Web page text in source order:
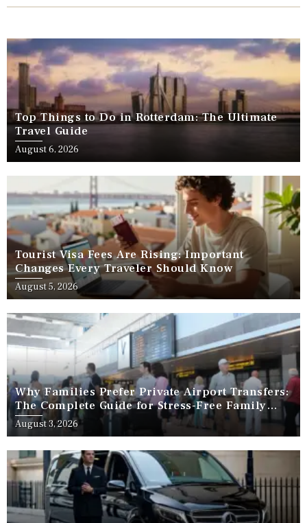
Top Things to Do in Rotterdam: The Ultimate
Travel Guide
August 6, 2026
Tourist Visa Fees Are Rising: Important
Changes Every Traveler Should Know
August 5, 2026
Why Families Prefer Private Airport Transfers:
The Complete Guide for Stress-Free Family
Travel
August 3, 2026